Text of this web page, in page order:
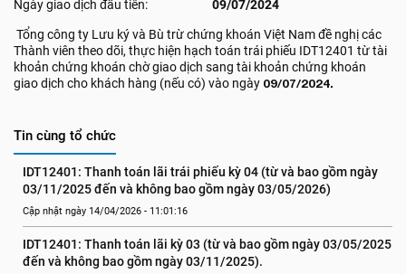
Ngày giao dịch đầu tiên:
09/07/2024
Tổng công ty Lưu ký và Bù trừ chứng khoán Việt Nam đề nghị các
Thành viên theo dõi, thực hiện hạch toán trái phiếu IDT12401 từ tài
khoản chứng khoán chờ giao dịch sang tài khoản chứng khoán
giao dịch cho khách hàng (nếu có) vào ngày 09/07/2024.
Tin cùng tổ chức
IDT12401: Thanh toán lãi trái phiếu kỳ 04 (từ và bao gồm ngày
03/11/2025 đến và không bao gồm ngày 03/05/2026)
Cập nhật ngày 14/04/2026 - 11:01:16
IDT12401: Thanh toán lãi kỳ 03 (từ và bao gồm ngày 03/05/2025
đến và không bao gồm ngày 03/11/2025).